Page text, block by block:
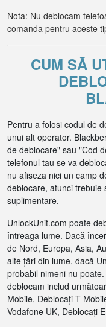
Nota: Nu deblocam
comanda pentru aceste
CUM SĂ
Pentru a folosi codul de
unui alt operator.
de deblocare" sau "Cod
telefonul tau se va
nu afiseza nici un camp
deblocare, atunci trebuie
suplimentare.
UnlockUnit.com poate
întreaga lume. Dacă
de Nord, Europa, Asia,
alte țări din lume, dacă
probabil nimeni nu
deblocam includ
Mobile, Deblocați T-
Vodafone UK, Deblocați